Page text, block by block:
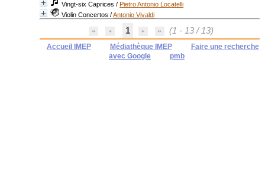
Vingt-six Caprices /Pietro Antonio Locatelli
Violin Concertos /Antonio Vivaldi
1 (1 - 13 / 13)
Accueil IMEP Médiathèque IMEP
Faire une recherche
avec Google
pmb